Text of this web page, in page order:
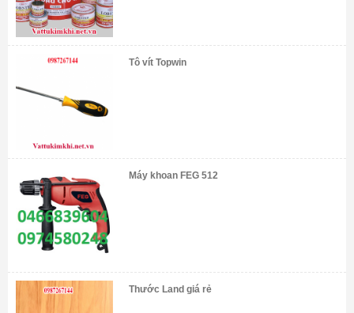
Tô vít Topwin
Máy khoan FEG 512
Thước Land giá rẻ